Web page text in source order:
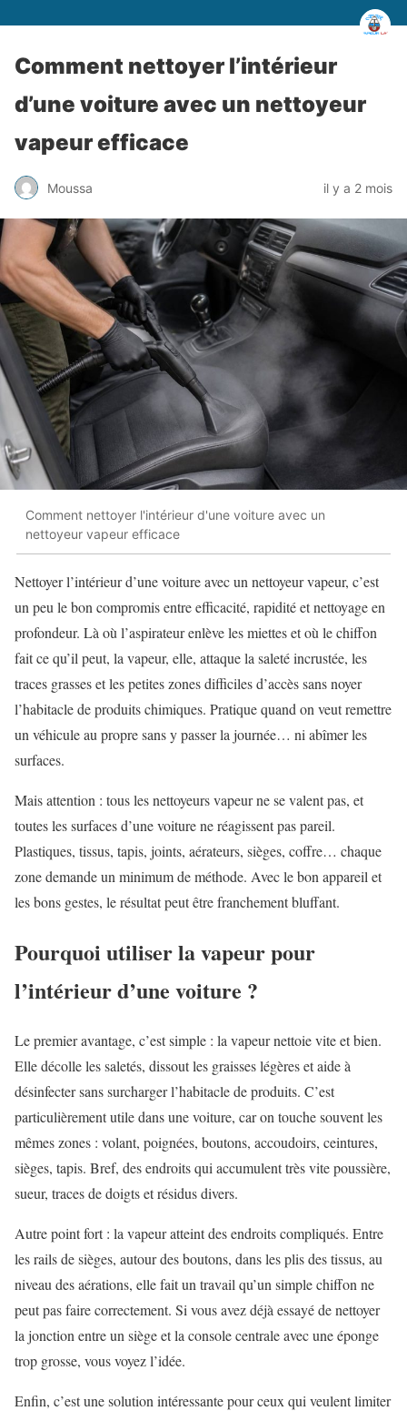
Comment nettoyer l’intérieur
d’une voiture avec un nettoyeur
vapeur efficace
Moussa il y a 2 mois
Comment nettoyer l'intérieur d'une voiture avec un
nettoyeur vapeur efficace
Nettoyer l’intérieur d’une voiture avec un nettoyeur vapeur, c’est
un peu le bon compromis entre efficacité, rapidité et nettoyage en
profondeur. Là où l’aspirateur enlève les miettes et où le chiffon
fait ce qu’il peut, la vapeur, elle, attaque la saleté incrustée, les
traces grasses et les petites zones difficiles d’accès sans noyer
l’habitacle de produits chimiques. Pratique quand on veut remettre
un véhicule au propre sans y passer la journée… ni abîmer les
surfaces.
Mais attention : tous les nettoyeurs vapeur ne se valent pas, et
toutes les surfaces d’une voiture ne réagissent pas pareil.
Plastiques, tissus, tapis, joints, aérateurs, sièges, coffre… chaque
zone demande un minimum de méthode. Avec le bon appareil et
les bons gestes, le résultat peut être franchement bluffant.
Pourquoi utiliser la vapeur pour
l’intérieur d’une voiture ?
Le premier avantage, c’est simple : la vapeur nettoie vite et bien.
Elle décolle les saletés, dissout les graisses légères et aide à
désinfecter sans surcharger l’habitacle de produits. C’est
particulièrement utile dans une voiture, car on touche souvent les
mêmes zones : volant, poignées, boutons, accoudoirs, ceintures,
sièges, tapis. Bref, des endroits qui accumulent très vite poussière,
sueur, traces de doigts et résidus divers.
Autre point fort : la vapeur atteint des endroits compliqués. Entre
les rails de sièges, autour des boutons, dans les plis des tissus, au
niveau des aérations, elle fait un travail qu’un simple chiffon ne
peut pas faire correctement. Si vous avez déjà essayé de nettoyer
la jonction entre un siège et la console centrale avec une éponge
trop grosse, vous voyez l’idée.
Enfin, c’est une solution intéressante pour ceux qui veulent limiter